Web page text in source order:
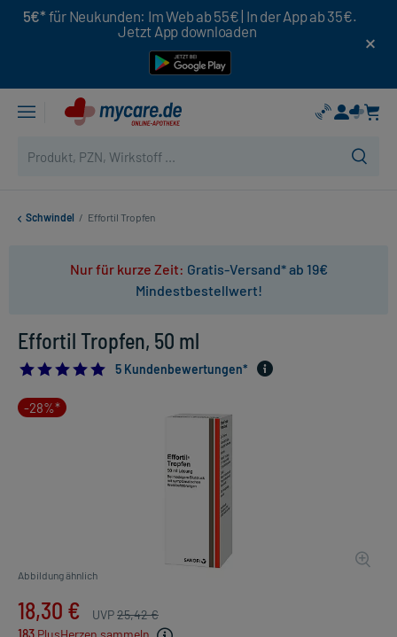
5€* für Neukunden: Im Web ab 55€ | In der App ab 35€.
Jetzt App downloaden
Schwindel / Effortil Tropfen
Nur für kurze Zeit: Gratis-Versand* ab 19€
Mindestbestellwert!
Effortil Tropfen, 50 ml
4.8
5 Kundenbewertungen*
-28%*
Abbildung ähnlich
18,30 € UVP25,42 €